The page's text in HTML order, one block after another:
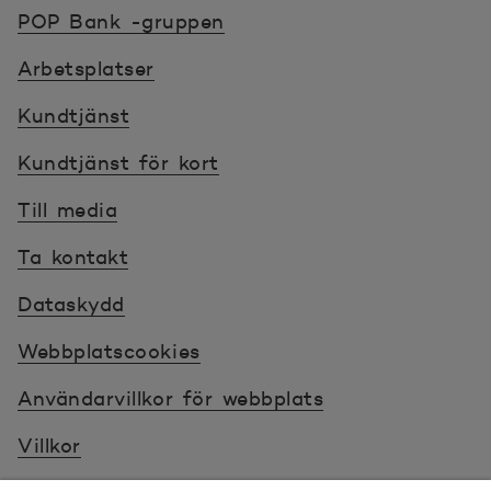
2025-09-08
2025-09-09
2025-09-11
2025-09-12
2025-09-16 71.112
2025-09-17
POP Bank -gruppen
Arbetsplatser
Kundtjänst
Kundtjänst för kort
Till media
Ta kontakt
Dataskydd
Webbplatscookies
Användarvillkor för webbplats
Villkor